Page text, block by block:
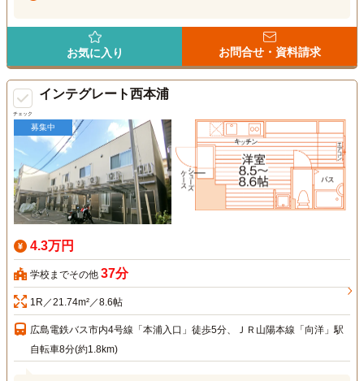
お気に入り お問合せ・資料請求
チェック
インテグレート西本浦
募集中
4.3万円
学校までその他 37分
1R／21.74m²／8.6帖
広島電鉄バス市内4号線「本浦入口」徒歩5分、ＪＲ山陽本線「向洋」駅
自転車8分(約1.8km)